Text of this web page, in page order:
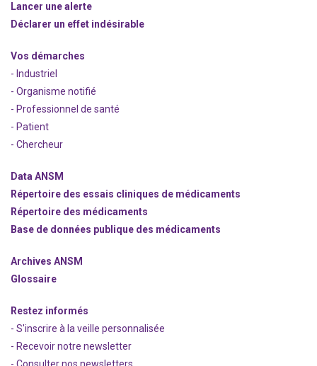
Lancer une alerte
Déclarer un effet indésirable
Vos démarches
- Industriel
- Organisme notifié
- Professionnel de santé
- Patient
- Chercheur
Data ANSM
Répertoire des essais cliniques de médicaments
Répertoire des médicaments
Base de données publique des médicaments
Archives ANSM
Glossaire
Restez informés
- S'inscrire à la veille personnalisée
- Recevoir notre newsletter